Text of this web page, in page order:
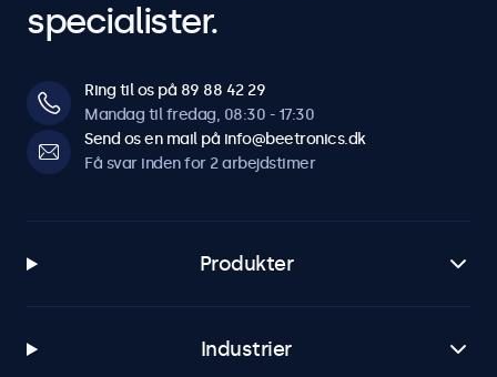
specialister.
Ring til os på 89 88 42 29
Mandag til fredag, 08:30 - 17:30
Send os en mail på info@beetronics.dk
Få svar inden for 2 arbejdstimer
Produkter
Industrier